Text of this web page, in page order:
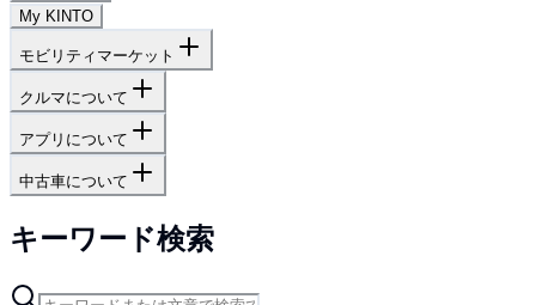
My KINTO
モビリティマーケット
クルマについて
アプリについて
中古車について
キーワード検索